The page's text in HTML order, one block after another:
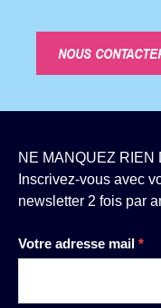
NOUS
NE MANQUEZ RIEN
Inscrivez-vous avec
newsletter 2 fois par
Votre adresse mail *